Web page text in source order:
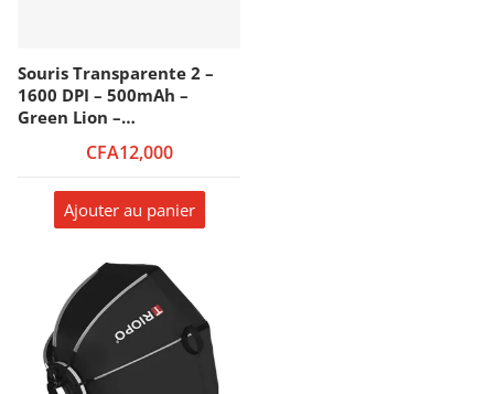
Souris Transparente 2 –
1600 DPI – 500mAh –
Green Lion –
OUS2GN – Gris
CFA12,000
Ajouter au panier